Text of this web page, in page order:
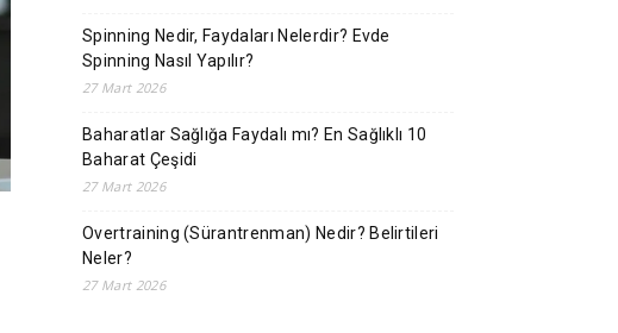
Spinning Nedir, Faydaları Nelerdir? Evde
Spinning Nasıl Yapılır?
27 Mart 2026
Baharatlar Sağlığa Faydalı mı? En Sağlıklı 10
Baharat Çeşidi
27 Mart 2026
Overtraining (Sürantrenman) Nedir? Belirtileri
Neler?
27 Mart 2026